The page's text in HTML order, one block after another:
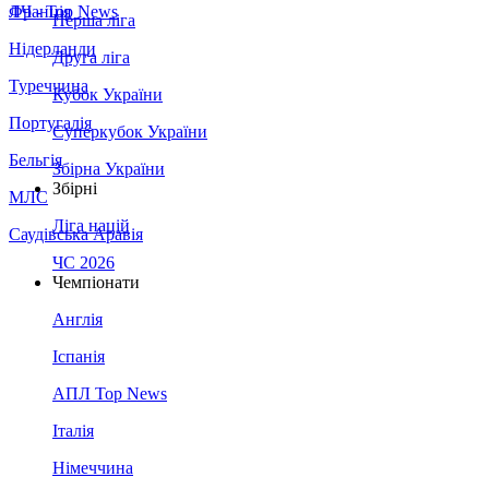
Франція
Нідерланди
Туреччина
Португалія
Бельгія
МЛС
Саудівська Аравія
ЛЧ - Top News
Перша ліга
Друга ліга
Кубок України
Суперкубок України
Збірна України
Збірні
Ліга націй
ЧС 2026
Чемпіонати
Англія
Іспанія
АПЛ Top News
Італія
Німеччина